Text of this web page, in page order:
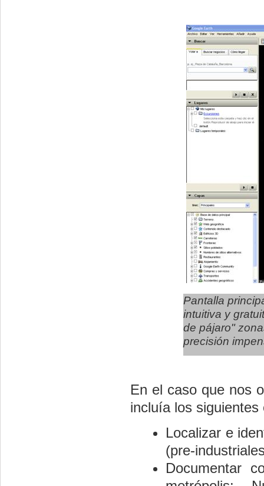
Pantalla
intuitiva y
de pájaro"
precisión
En el caso que nos
incluía los siguientes
Localizar e
(pre-
Documentar